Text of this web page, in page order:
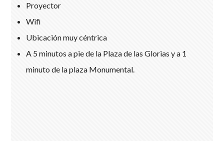
Proyector
Wifi
Ubicación muy céntrica
A 5 minutos a pie de la Plaza de las Glorias y a 1
minuto de la plaza Monumental.